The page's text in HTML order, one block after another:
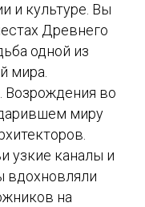
и культуре. Вы
Древнего
одной из
мира.
Возрождения во
миру
узкие каналы и
вдохновляли
на